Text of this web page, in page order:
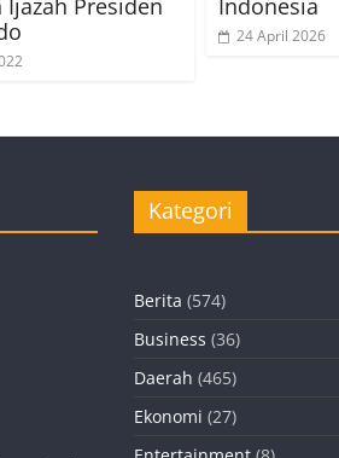
Ijazah Presiden
Indonesia
24 April 2026
Kategori
Berita (574)
Business (36)
Daerah (465)
Ekonomi (27)